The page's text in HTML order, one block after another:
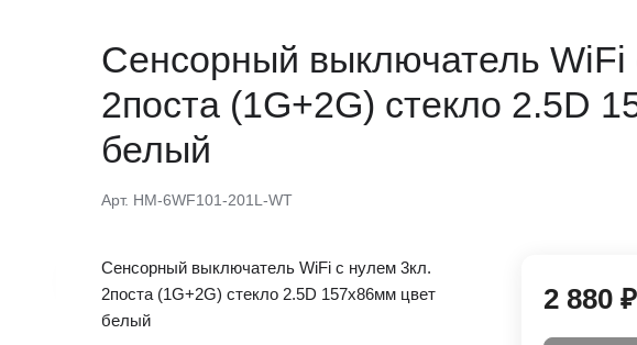
Сенсорный выключатель WiFi
2поста (1G+2G) стекло 2.5D
белый
Арт. HM-6WF101-201L-WT
Сенсорный выключатель WiFi с нулем 3кл.
2поста (1G+2G) стекло 2.5D 157х86мм цвет
белый
2 880 ₽